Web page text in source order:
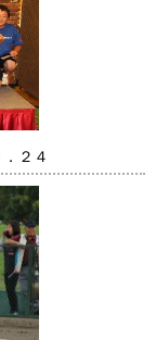
２４